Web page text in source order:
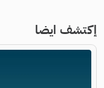
إكتشف ايضا